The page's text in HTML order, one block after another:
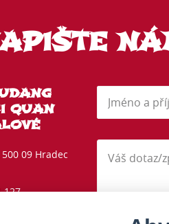
QUAN
09 Hradec
127